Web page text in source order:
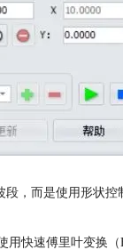
，而是使用形状控
快速傅里叶变换（